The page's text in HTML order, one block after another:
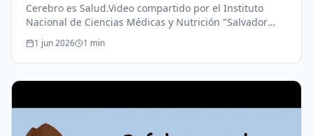
Cerebro es Salud.Video compartido por el Instituto
Nacional de Ciencias Médicas y Nutrición "Salvador
Zubirán".Educación para la Salud.
1 jun 2026 1 min